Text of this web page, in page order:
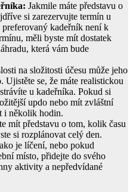
Jakmile máte představu o
si zarezervujte termín u
kadeřník není k
měli byste mít dostatek
která vám bude
na složitosti účesu může jeho
se, že máte realistickou
u kadeřníka. Pokud si
updo nebo mít zvláštní
i několik hodin.
mít představu o tom, kolik času
si rozplánovat celý den.
je líčení, nebo pokud
místo, přidejte do svého
aktivity a nepředvídané